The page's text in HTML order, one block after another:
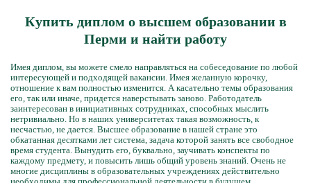
Купить диплом о высшем образовании в
Перми и найти работу
Имея диплом, вы можете смело направляться на собеседование по любой
интересующей и подходящей вакансии. Имея желанную корочку,
отношение к вам полностью изменится. А касательно темы образования
его, так или иначе, придется наверстывать заново. Работодатель
заинтересован в инициативных сотрудниках, способных мыслить
нетривиально. Но в наших университетах такая возможность, к
несчастью, не дается. Высшее образование в нашей стране это
обкатанная десятками лет система, задача которой занять все свободное
время студента. Вынудить его, буквально, заучивать конспекты по
каждому предмету, и повысить лишь общий уровень знаний. Очень не
многие дисциплины в образовательных учреждениях действительно